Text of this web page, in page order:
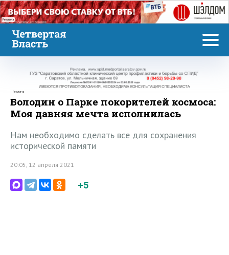
Реклама
Реклама
Володин о Парке покорителей космоса:
Моя давняя мечта исполнилась
Нам необходимо сделать все для сохранения
исторической памяти
20:05, 12 апреля 2021
+5